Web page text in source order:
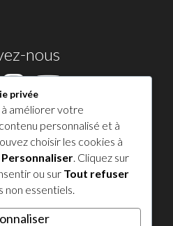
nous
à Sutton
538-8455
expérience !
𝕏
privée
améliorer votre
personnalisé et à
choisir les cookies à
Personnaliser. Cliquez sur
ou sur Tout refuser
non essentiels.